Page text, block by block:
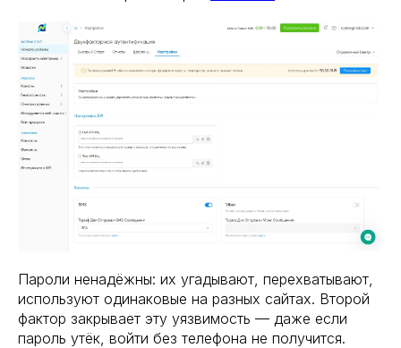
Пароли ненадёжны: их угадывают, перехватывают,
используют одинаковые на разных сайтах. Второй
фактор закрывает эту уязвимость — даже если
пароль утёк, войти без телефона не получится.